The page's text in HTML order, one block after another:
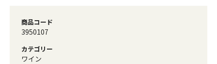
商品コード
3950107
カテゴリー
ワイン